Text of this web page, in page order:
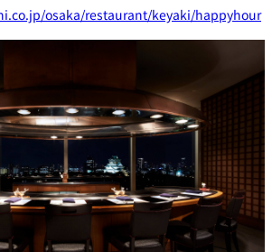
osaka/restaurant/keyaki/happyhour